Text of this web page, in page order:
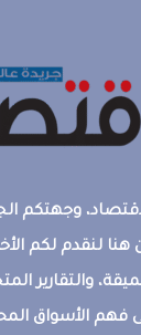
وجهتكم
هنا لنقدم لكم
والتقارير
الأسواق